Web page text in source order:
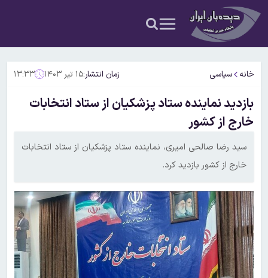
خانه سیاسی زمان انتشار:۱۵ تیر ۱۴۰۳ ۱۳:۳۳
بازدید نماینده ستاد پزشکیان از ستاد انتخابات
خارج از کشور
سید رضا صالحی امیری، نماینده ستاد پزشکیان از ستاد انتخابات
خارج از کشور بازدید کرد.